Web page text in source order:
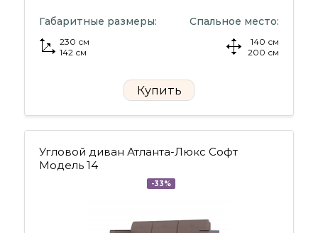
Габаритные размеры:
230 см
142 см
Спальное место:
140 см
200 см
Купить
Угловой диван Атланта-Люкс Софт
Модель 14
-33%